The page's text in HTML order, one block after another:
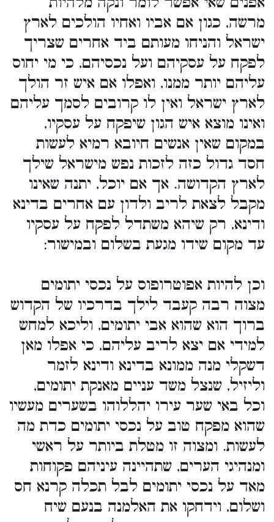
מרשה, כגון אם אביו ואחיו הולכים לארץ
ישראל והניחו מעותם ביד אחרים שצריך
לפקח על עסקיהם ועל נכסיהם, כי מי יחוס
עליהם יותר ממנו, ואפלו אם איש זר הולך
לארץ ישראל ואין לו קרובים לסמך עליהם
ואינו מוצא איש הגון שיפקח על עסקיו,
במקום שאין אנשים חיובא רמיא לעשות
חסד גדול כזה לזכות נפש מישראל שילך
לארץ הקדושה. אך אם יוכל, יתנה שאינו
מקבל לצאת לריב ולדון עם אחרים בדינא
ודינא, רק שיהא משתדל לפקח על עסקיו
עד מקום שידו מגעת בשלום ובמישור:
וכן להיות אפוטרופוס על נכסי יתומים
מצוה רבה קעבד לילך בדרכיו של הקדוש
ברוך הוא שהוא אבי יתומים, וליכא למחש
למידי אם יצא לריב עליהם, כי אפלו מאן
דשקלי מנה ממונא בדינא ודינא לזמר
וליזיל, שנצל משד עניים מאנקת יתומים,
וכל באי שער עירו יהללוהו בשערים מעשיו
שהוא מפקח טוב על נכסי יתומים כדת מה
לעשות. ומצוה זו מטלת ביותר על ראשי
ומנהיגי הערים, שתהיינה עיניהם פקוחות
מאד על נכסי יתומים לבל תכלה קרנא חס
ושלום, וידחקו את האלמנה בנעם שיח